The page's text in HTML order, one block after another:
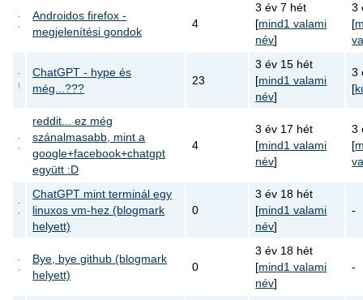
Androidos firefox -
megjelenítési gondok
4
3 év 7 hét
[mind1 valami
név]
3
[
ChatGPT - hype és
még...???
23
3 év 15 hét
[mind1 valami
név]
3
[
reddit... ez még
szánalmasabb, mint a
google+facebook+chatgpt
együtt :D
4
3 év 17 hét
[mind1 valami
név]
3
[
ChatGPT mint terminál egy
linuxos vm-hez (blogmark
helyett)
0
3 év 18 hét
[mind1 valami
név]
-
Bye, bye github (blogmark
helyett)
0
3 év 18 hét
[mind1 valami
név]
-